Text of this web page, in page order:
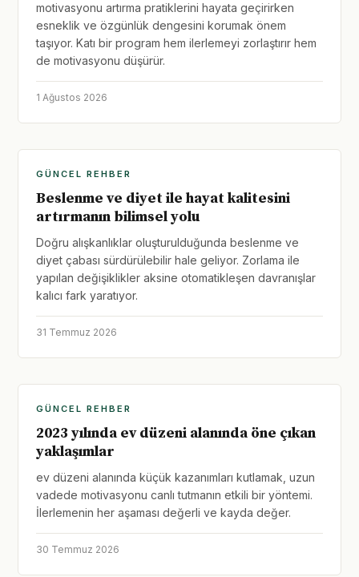
motivasyonu artırma pratiklerini hayata geçirirken
esneklik ve özgünlük dengesini korumak önem
taşıyor. Katı bir program hem ilerlemeyi zorlaştırır hem
de motivasyonu düşürür.
1 Ağustos 2026
GÜNCEL REHBER
Beslenme ve diyet ile hayat kalitesini
artırmanın bilimsel yolu
Doğru alışkanlıklar oluşturulduğunda beslenme ve
diyet çabası sürdürülebilir hale geliyor. Zorlama ile
yapılan değişiklikler aksine otomatikleşen davranışlar
kalıcı fark yaratıyor.
31 Temmuz 2026
GÜNCEL REHBER
2023 yılında ev düzeni alanında öne çıkan
yaklaşımlar
ev düzeni alanında küçük kazanımları kutlamak, uzun
vadede motivasyonu canlı tutmanın etkili bir yöntemi.
İlerlemenin her aşaması değerli ve kayda değer.
30 Temmuz 2026